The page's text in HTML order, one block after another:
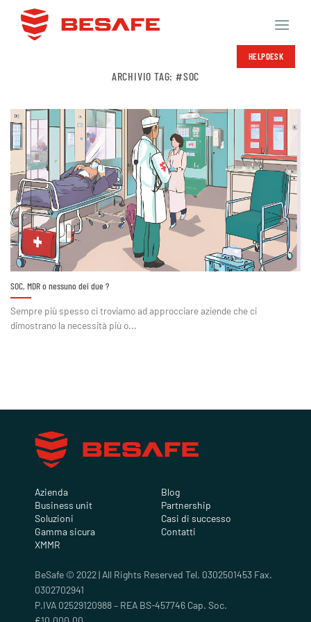
Salta
contenuti
HELPDESK
ARCHIVIO TAG: #SOC
SOC, MDR o nessuno dei due ?
Sempre più spesso ci troviamo ad approcciare aziende che ci
dimostrano la necessità più o...
Azienda
Business unit
Soluzioni
Gamma sicura
XMMR
Blog
Partnership
Casi di successo
Contatti
BeSafe © 2022 | All Rights Reserved Tel. 0302501453 Fax.
0302702941
P.IVA 02529120988 – REA BS-457746 Cap. Soc.